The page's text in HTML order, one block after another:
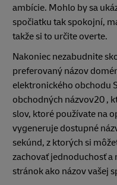
ambície. Mohlo by sa
spočiatku tak spokojní,
takže si to určite overte.
Nakoniec nezabudnite
preferovaný názov
elektronického obchodu
obchodných názvov20 ,
slov, ktoré používate na
vygeneruje dostupné
sekúnd, z ktorých si
zachovať jednoduchosť
stránok ako názov vašej